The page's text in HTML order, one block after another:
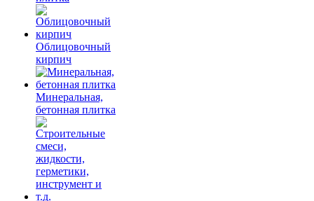
Облицовочный
кирпич
Минеральная,
бетонная плитка